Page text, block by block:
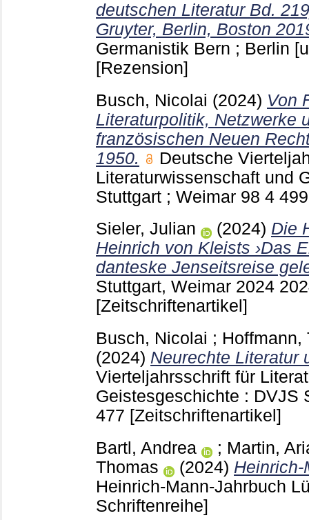
deutschen Literatur Bd.
Gruyter, Berlin, Boston
Germanistik Bern ; Berlin
[Rezension]
Busch, Nicolai (2024) Von
Literaturpolitik, Netzwerke
französischen Neuen
1950.
Deutsche
Literaturwissenschaft und
Stuttgart ; Weimar 98 4
Sieler, Julian
(2024) Die
Heinrich von Kleists ›Das
danteske Jenseitsreise
Stuttgart, Weimar 2024
[Zeitschriftenartikel]
Busch, Nicolai ; Hoffmann,
(2024) Neurechte Literatur
Vierteljahrsschrift für
Geistesgeschichte : DVJS
477 [Zeitschriftenartikel]
Bartl, Andrea
; Martin,
Thomas
(2024) Heinrich-
Heinrich-Mann-Jahrbuch
Schriftenreihe]